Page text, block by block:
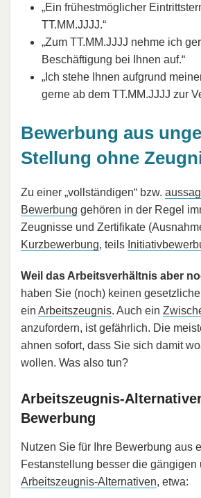
„Ein frühestmöglicher
TT.MM.JJJJ.“
„Zum TT.MM.JJJJ nehme ich
Beschäftigung bei Ihnen auf.“
„Ich stehe Ihnen aufgrund
gerne ab dem TT.MM.JJJJ zur
Bewerbung aus
Stellung ohne
Zu einer „vollständigen“ bzw.
Bewerbung gehören in der Regel
Zeugnisse und Zertifikate
Kurzbewerbung, teils
Weil das Arbeitsverhältnis aber
haben Sie (noch) keinen
ein Arbeitszeugnis. Auch ein
anzufordern, ist gefährlich. Die
ahnen sofort, dass Sie sich damit
wollen. Was also tun?
Arbeitszeugnis-
Bewerbung
Nutzen Sie für Ihre Bewerbung aus
Festanstellung besser die gängigen
Arbeitszeugnis-Alternativen, etwa: